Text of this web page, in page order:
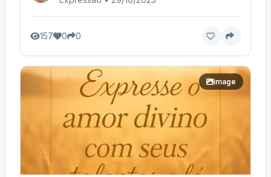
157 0 0
image